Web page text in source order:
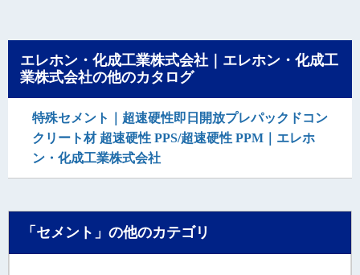
エレホン・化成工業株式会社｜エレホン・化成工
業株式会社の他のカタログ
特殊セメント｜超速硬性即日開放プレパックドコン
クリート材 超速硬性 PPS/超速硬性 PPM｜エレホ
ン・化成工業株式会社
「セメント」の他のカテゴリ